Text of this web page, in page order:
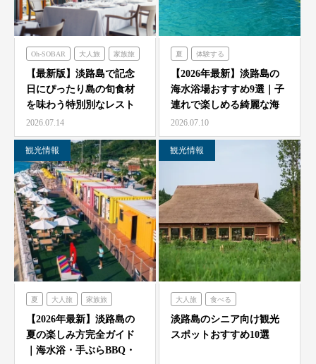
Oh-SOBAR 大人旅 家族旅
食べる フレンチの森
オーシャンテラス
のじまスコーラ 青海波
海神人の食卓
【最新版】淡路島で記念
日にぴったり島の旬食材
を味わう特別別なレスト
ラン7選
2026.07.14
夏 体験する
のじまスコーラ
シェフガーデン
【2026年最新】淡路島の
海水浴場おすすめ9選｜子
連れで楽しめる綺麗な海
と海開き情報
2026.07.10
観光情報
夏 大人旅 家族旅
食べる 体験する 禅坊靖寧
ハローキティスマイル
オーシャンテラス ミエレ
【2026年最新】淡路島の
夏の楽しみ方完全ガイド
｜海水浴・手ぶらBBQ・
観光情報
大人旅 食べる
フレンチの森 古酒の舎
禅坊靖寧 のじまスコーラ
淡路島のシニア向け観光
スポットおすすめ10選